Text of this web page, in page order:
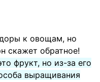
к овощам, но
скажет обратное!
фрукт, но из-за его
выращивания